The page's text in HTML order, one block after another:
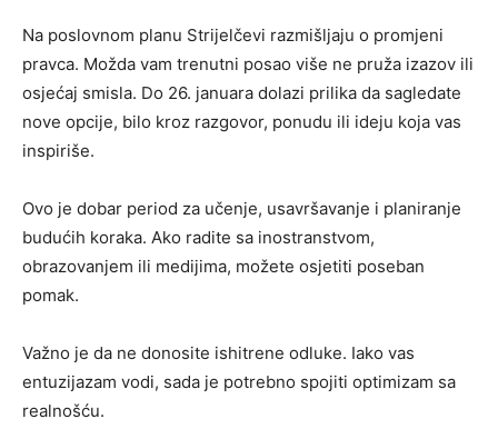
Na poslovnom planu Strijelčevi razmišljaju o promjeni
pravca. Možda vam trenutni posao više ne pruža izazov ili
osjećaj smisla. Do 26. januara dolazi prilika da sagledate
nove opcije, bilo kroz razgovor, ponudu ili ideju koja vas
inspiriše.
Ovo je dobar period za učenje, usavršavanje i planiranje
budućih koraka. Ako radite sa inostranstvom,
obrazovanjem ili medijima, možete osjetiti poseban
pomak.
Važno je da ne donosite ishitrene odluke. Iako vas
entuzijazam vodi, sada je potrebno spojiti optimizam sa
realnošću.